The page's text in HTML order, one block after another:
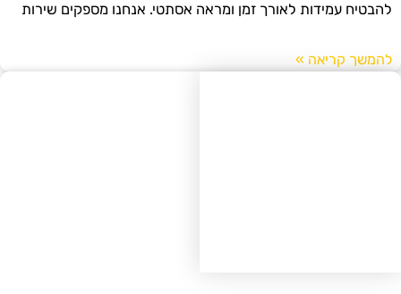
להבטיח עמידות לאורך זמן ומראה אסתטי. אנחנו מספקים שירות
להמשך קריאה »